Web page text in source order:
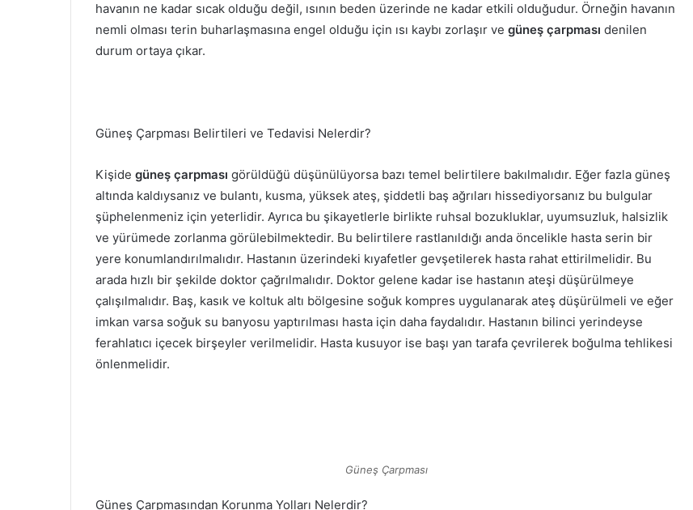
havanın ne kadar sıcak olduğu değil, ısının beden üzerinde ne kadar etkili olduğudur. Örneğin havanın
nemli olması terin buharlaşmasına engel olduğu için ısı kaybı zorlaşır ve güneş çarpması denilen
durum ortaya çıkar.
Güneş Çarpması Belirtileri ve Tedavisi Nelerdir?
Kişide güneş çarpması görüldüğü düşünülüyorsa bazı temel belirtilere bakılmalıdır. Eğer fazla güneş
altında kaldıysanız ve bulantı, kusma, yüksek ateş, şiddetli baş ağrıları hissediyorsanız bu bulgular
şüphelenmeniz için yeterlidir. Ayrıca bu şikayetlerle birlikte ruhsal bozukluklar, uyumsuzluk, halsizlik
ve yürümede zorlanma görülebilmektedir. Bu belirtilere rastlanıldığı anda öncelikle hasta serin bir
yere konumlandırılmalıdır. Hastanın üzerindeki kıyafetler gevşetilerek hasta rahat ettirilmelidir. Bu
arada hızlı bir şekilde doktor çağrılmalıdır. Doktor gelene kadar ise hastanın ateşi düşürülmeye
çalışılmalıdır. Baş, kasık ve koltuk altı bölgesine soğuk kompres uygulanarak ateş düşürülmeli ve eğer
imkan varsa soğuk su banyosu yaptırılması hasta için daha faydalıdır. Hastanın bilinci yerindeyse
ferahlatıcı içecek birşeyler verilmelidir. Hasta kusuyor ise başı yan tarafa çevrilerek boğulma tehlikesi
önlenmelidir.
Güneş Çarpması
Güneş Çarpmasından Korunma Yolları Nelerdir?